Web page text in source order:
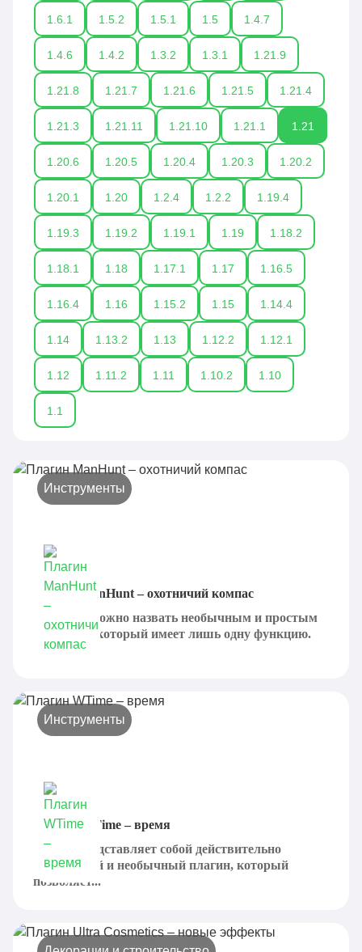
1.6.1 1.5.2 1.5.1 1.5 1.4.7
1.4.6 1.4.2 1.3.2 1.3.1 1.21.9
1.21.8 1.21.7 1.21.6 1.21.5 1.21.4
1.21.3 1.21.11 1.21.10 1.21.1 1.21
1.20.6 1.20.5 1.20.4 1.20.3 1.20.2
1.20.1 1.20 1.2.4 1.2.2 1.19.4
1.19.3 1.19.2 1.19.1 1.19 1.18.2
1.18.1 1.18 1.17.1 1.17 1.16.5
1.16.4 1.16 1.15.2 1.15 1.14.4
1.14 1.13.2 1.13 1.12.2 1.12.1
1.12 1.11.2 1.11 1.10.2 1.10
1.1
Инструменты
Плагин ManHunt – охотничий компас
ManHunt можно назвать необычным и простым
плагином, который имеет лишь одну функцию.
Он...
Инструменты
Плагин WTime – время
WTime представляет собой действительно
интересный и необычный плагин, который
позволяет...